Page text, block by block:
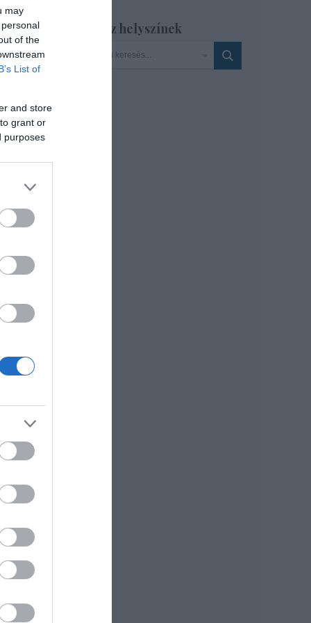
may
of the
List of
and store
grant or
purposes
is
a
Szinház helyszínek